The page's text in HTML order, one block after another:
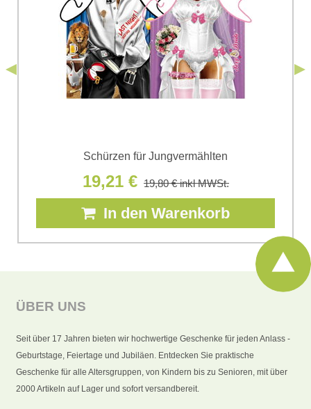
einverstanden. Ich habe dieDatenschutzbedingungen
Bomba s.r.o. zur Kenntnis genommen.*
(Erforderlich)
(Erforderlich)
Schürzen für Jungvermählten
19,21 € 19,80 €inkl MWSt.
In den Warenkorb
ÜBER UNS
Seit über 17 Jahren bieten wir hochwertige Geschenke für jeden Anlass -
Geburtstage, Feiertage und Jubiläen. Entdecken Sie praktische
Geschenke für alle Altersgruppen, von Kindern bis zu Senioren, mit über
2000 Artikeln auf Lager und sofort versandbereit.